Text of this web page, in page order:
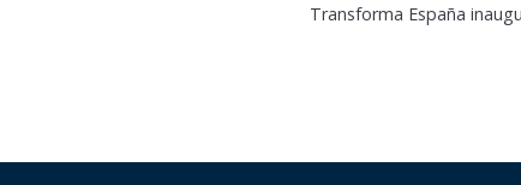
Transforma España